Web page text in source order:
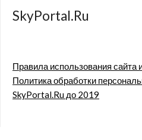
SkyPortal.Ru
Правила использования сайта
Политика обработки
SkyPortal.Ru до 2019